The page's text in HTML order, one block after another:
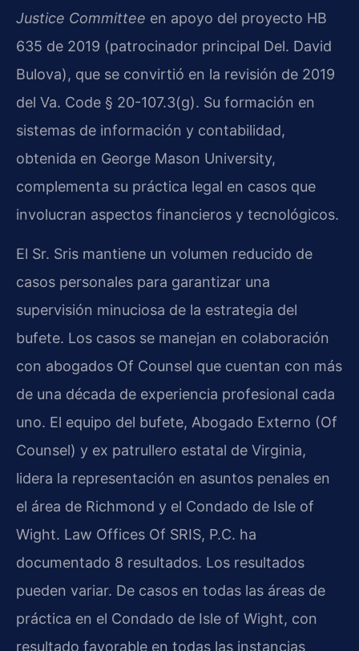
Justice Committee en apoyo del proyecto HB
635 de 2019 (patrocinador principal Del. David
Bulova), que se convirtió en la revisión de 2019
del Va. Code § 20-107.3(g). Su formación en
sistemas de información y contabilidad,
obtenida en George Mason University,
complementa su práctica legal en casos que
involucran aspectos financieros y tecnológicos.
El Sr. Sris mantiene un volumen reducido de
casos personales para garantizar una
supervisión minuciosa de la estrategia del
bufete. Los casos se manejan en colaboración
con abogados Of Counsel que cuentan con más
de una década de experiencia profesional cada
uno. El equipo del bufete, Abogado Externo (Of
Counsel) y ex patrullero estatal de Virginia,
lidera la representación en asuntos penales en
el área de Richmond y el Condado de Isle of
Wight. Law Offices Of SRIS, P.C. ha
documentado 8 resultados. Los resultados
pueden variar. De casos en todas las áreas de
práctica en el Condado de Isle of Wight, con
resultado favorable en todas las instancias